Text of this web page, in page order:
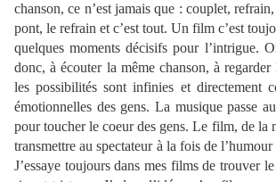
chanson, ce n’est jamais que : couplet,
pont, le refrain et c’est tout. Un film c’est
quelques moments décisifs pour l’intrigue.
donc, à écouter la même chanson, à
les possibilités sont infinies et directement
émotionnelles des gens. La musique passe
pour toucher le coeur des gens. Le film, de la
transmettre au spectateur à la fois de
J’essaye toujours dans mes films de trouver